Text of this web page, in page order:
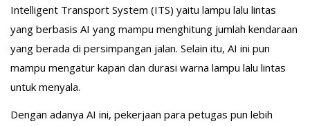
Intelligent Transport System (ITS) yaitu lampu lalu lintas
yang berbasis AI yang mampu menghitung jumlah kendaraan
yang berada di persimpangan jalan. Selain itu, AI ini pun
mampu mengatur kapan dan durasi warna lampu lalu lintas
untuk menyala.
Dengan adanya AI ini, pekerjaan para petugas pun lebih